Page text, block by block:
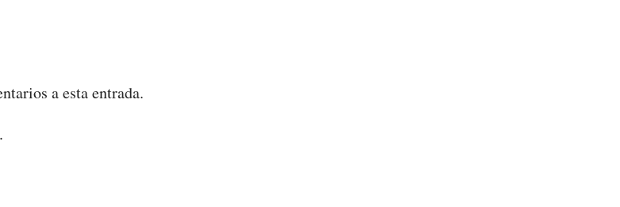
a esta entrada.